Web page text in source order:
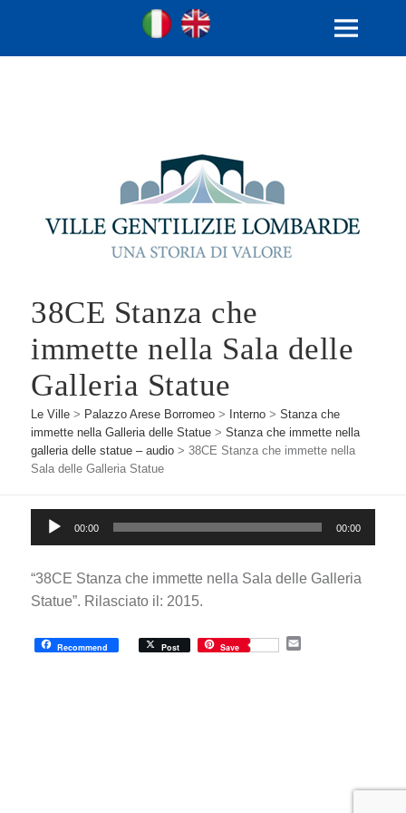
Ville Gentilizie Lombarde
Ita
MENU
38CE Stanza che
immette nella Sala delle
Galleria Statue
Le Ville > Palazzo Arese Borromeo > Interno >Stanza che
immette nella Galleria delle Statue >Stanza che immette nella
galleria delle statue – audio >38CE Stanza che immette nella
Sala delle Galleria Statue
Player
00:00 00:00
“38CE Stanza che immette nella Sala delle Galleria
Statue”. Rilasciato il: 2015.
Recommend Post Save